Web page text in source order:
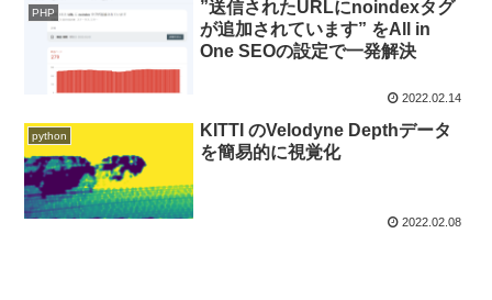
PHP
”送信されたURLにnoindexタグ
が追加されています” をAll in
One SEOの設定で一発解決
2022.02.14
python
KITTI のVelodyne Depthデータ
を簡易的に視覚化
2022.02.08